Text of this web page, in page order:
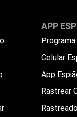
APP
Celular
App
Rastrear